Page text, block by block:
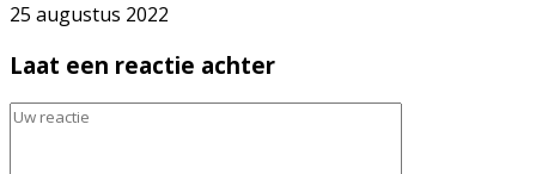
25 augustus 2022
Laat een reactie achter